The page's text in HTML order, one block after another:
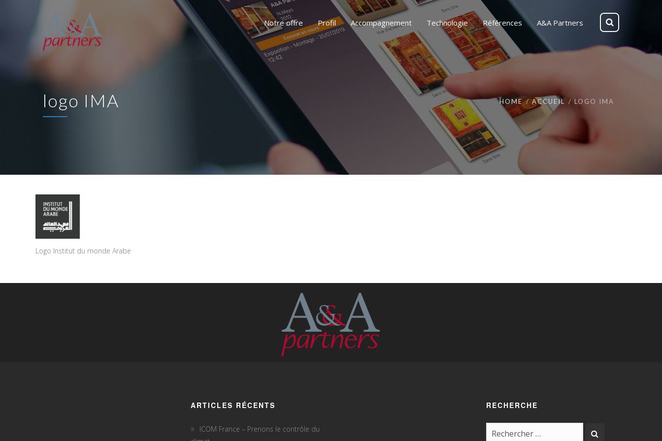
Notre offre Profil Accompagnement Technologie Références A&A Partners
logo IMA HOME ACCUEIL LOGO IMA
Logo Institut du monde Arabe
ARTICLES RÉCENTS
ICOM France – Prenons le contrôle du
RECHERCHE